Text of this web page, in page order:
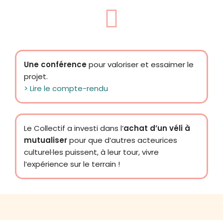
Une conférencepour valoriser et essaimer le
projet.
> Lire le compte-rendu
Le Collectif a investi dans l’achat d’un véli à
mutualiserpour que d’autres acteurices
culturel·les puissent, à leur tour, vivre
l’expérience sur le terrain !